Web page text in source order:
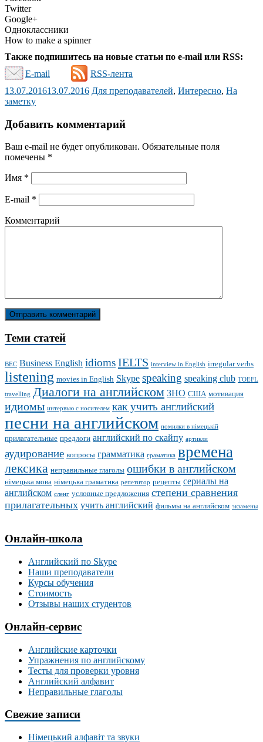
Twitter
Google+
Одноклассники
How to make a spinner
Также подпишитесь на новые статьи по e-mail или RSS:
E-mail
RSS-лента
13.07.201613.07.2016 Для преподавателей, Интересно, На
заметку
Добавить комментарий
Ваш e-mail не будет опубликован. Обязательные поля
помечены *
Имя *
E-mail *
Комментарий
Теми статей
BEC Business English idiomsIELTS interview in English irregular verbs
listening movies in English Skype speaking speaking club TOEFL
travelling Диалоги на английском ЗНО США мотивация
идиомы интервью с носителем как учить английский
песни на английском помилки в німецькій
прилагательные предлоги английский по скайпу артикли
аудирование вопросы грамматика граматика времена
лексика неправильные глаголы ошибки в английском
німецька мова німецька граматика репетитор рецепты сериалы на
английском сленг условные предложения степени сравнения
прилагательных учить английский фильмы на английском экзамены
Онлайн-школа
Английский по Skype
Наши преподаватели
Курсы обучения
Стоимость
Отзывы наших студентов
Онлайн-сервис
Английские карточки
Упражнения по английскому
Тесты для проверки уровня
Английский алфавит
Неправильные глаголы
Свежие записи
Німецький алфавіт та звуки